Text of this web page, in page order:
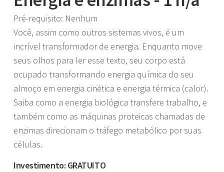
Pré-requisito: Nenhum
Você, assim como outros sistemas vivos, é um
incrível transformador de energia. Enquanto move
seus olhos para ler esse texto, seu corpo está
ocupado transformando energia química do seu
almoço em energia cinética e energia térmica (calor).
Saiba como a energia biológica transfere trabalho, e
também como as máquinas proteicas chamadas de
enzimas direcionam o tráfego metabólico por suas
células.
Investimento: GRATUITO